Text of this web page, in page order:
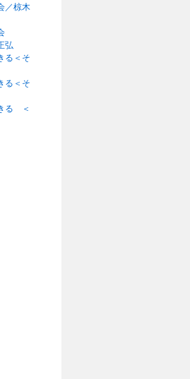
／椋木
弘
る＜そ
る＜そ
る ＜